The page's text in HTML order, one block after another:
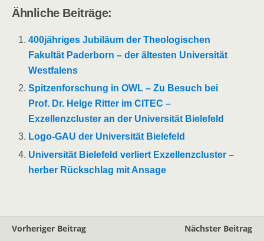
Ähnliche Beiträge:
400jähriges Jubiläum der Theologischen
Fakultät Paderborn – der ältesten Universität
Westfalens
Spitzenforschung in OWL – Zu Besuch bei
Prof. Dr. Helge Ritter im CITEC –
Exzellenzcluster an der Universität Bielefeld
Logo-GAU der Universität Bielefeld
Universität Bielefeld verliert Exzellenzcluster –
herber Rückschlag mit Ansage
Vorheriger Beitrag
Nächster Beitrag